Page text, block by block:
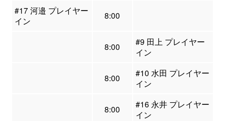
#17 河邉 プレイヤー
イン
8:00
8:00
#9 田上 プレイヤー
イン
8:00
#10 水田 プレイヤー
イン
8:00
#16 永井 プレイヤー
イン